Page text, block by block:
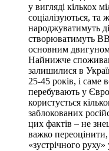
у виглядi кiлькох
соцiалiзуються, та
народжуватимуть
створюватимуть
основним
Найнижче
залишилися в
25-45 рокiв, i саме
перебувають у
користується
заблокованих
цих фактiв – не
важко
«зустрiчного